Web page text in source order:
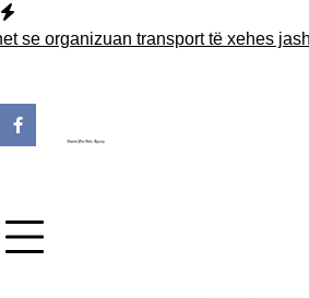
Skip
to
transport të xehes jashtë